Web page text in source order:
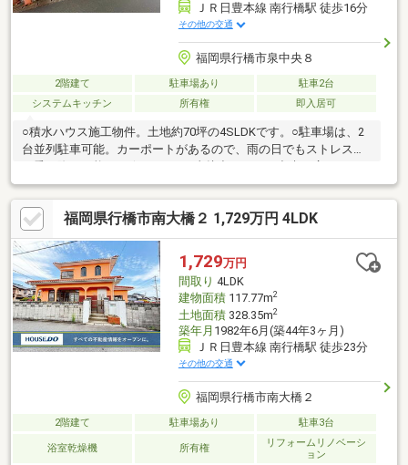
ＪＲ日豊本線 南行橋駅 徒歩16分
その他の交通
福岡県行橋市泉中央８
2階建て 駐車場あり
駐車2台
システムキッチン
所有権 即入居可
○積水ハウス施工物件。土地約70坪の4SLDKです。○駐車場は、2
台並列駐車可能。カーポートがあるので、雨の日でもストレス無
デッキでは、ティータイムを楽しむ、バーベキューを楽しむ、プ
ールを出して遊ぶ等、活用できます☆○将来的に駐車場スペース
を増設して車3台持ち、4台持ちのご家庭にも対応可能です☆【当
社自慢のワンストップサービス】・当社在籍スタッフはリフォー
ム、ローンに関するエキスパート！・物件購入+リフォーム費用
もまとめてお見積り♪・住み替え先を探しながら、ご自宅の売却が
並行して行えます！・もちろん査定も無料です♪
福岡県行橋市南大橋２ 1,729万円 4LDK
1,729万円
間取り 4LDK
建物面積117.77m2
土地面積328.35m2
築年月 1982年6月(築44年3ヶ月)
ＪＲ日豊本線 南行橋駅 徒歩23分
その他の交通
福岡県行橋市南大橋２
2階建て 駐車場あり 駐車3台
浴室乾燥機 所有権
リフォームリノベーシ
ョン